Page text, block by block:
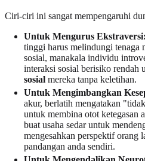
Ciri-ciri ini sangat mempengaruhi
Untuk Mengurus Ekstraversi:
tinggi harus melindungi tenaga
sosial, manakala individu
interaksi sosial berisiko rendah
sosial mereka tanpa keletihan.
Untuk Mengimbangkan
akur, berlatih mengatakan
untuk membina otot ketegasan
buat usaha sedar untuk
mengesahkan perspektif orang
pandangan anda sendiri.